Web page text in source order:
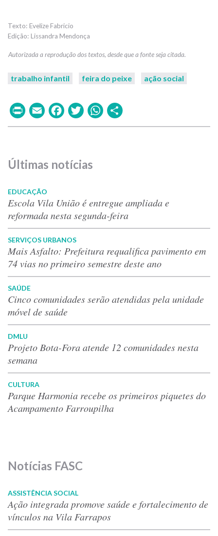
Evelize Fabricio
Lissandra Mendonça
trabalho infantil feira do peixe ação social
PrintEmailFacebook
TwitterWhatsApp
Últimas notícias
EDUCAÇÃO
Escola Vila União é entregue ampliada e
reformada nesta segunda-feira
SERVIÇOS URBANOS
Mais Asfalto: Prefeitura requalifica pavimento em
74 vias no primeiro semestre deste ano
SAÚDE
Cinco comunidades serão atendidas pela unidade
móvel de saúde
DMLU
Projeto Bota-Fora atende 12 comunidades nesta
semana
CULTURA
Parque Harmonia recebe os primeiros piquetes do
Acampamento Farroupilha
Notícias FASC
ASSISTÊNCIA SOCIAL
Ação integrada promove saúde e fortalecimento de
vínculos na Vila Farrapos